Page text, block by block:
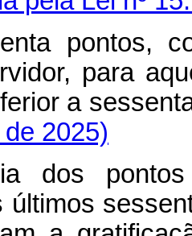
pontos,
para
a
2025)
dos pontos
últimos